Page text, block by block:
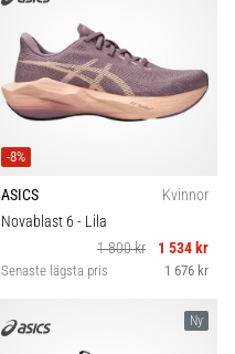
-8%
ASICS
Kvinnor
Novablast 6 - Lila
1 800 kr
1 534 kr
Senaste lägsta pris 1 676 kr
Ny